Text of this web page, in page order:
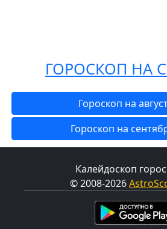
ГОРОСКОП НА
Гороскоп на
Гороскоп на
Калейдоскоп
© 2008-2026